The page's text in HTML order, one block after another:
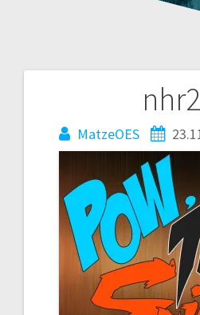
MatzeOES